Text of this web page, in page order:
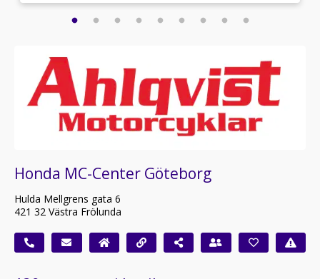
Honda MC-Center Göteborg
Hulda Mellgrens gata 6
421 32 Västra Frölunda